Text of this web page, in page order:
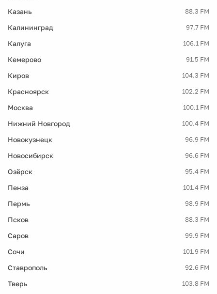
Казань 88.3 FM
Калининград 97.7 FM
Калуга 106.1 FM
Кемерово 91.5 FM
Киров 104.3 FM
Красноярск 102.2 FM
Москва 100.1 FM
Нижний Новгород 100.4 FM
Новокузнецк 96.9 FM
Новосибирск 96.6 FM
Озёрск 95.4 FM
Пенза 101.4 FM
Пермь 98.9 FM
Псков 88.3 FM
Саров 99.9 FM
Сочи 101.9 FM
Ставрополь 92.6 FM
Тверь 103.8 FM